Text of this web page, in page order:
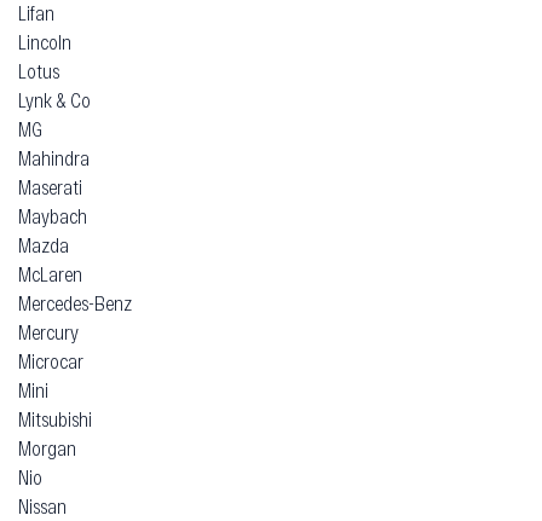
Lifan
Lincoln
Lotus
Lynk & Co
MG
Mahindra
Maserati
Maybach
Mazda
McLaren
Mercedes-Benz
Mercury
Microcar
Mini
Mitsubishi
Morgan
Nio
Nissan